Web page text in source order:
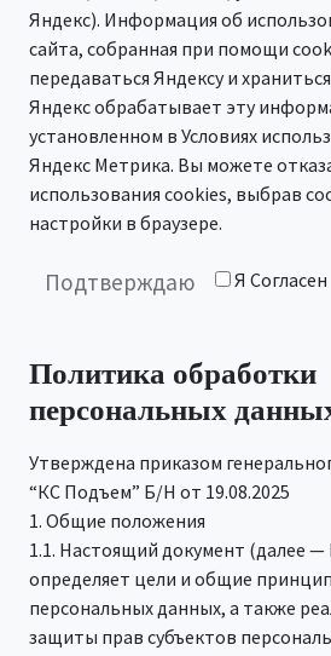
Яндекс). Информация об
сайта, собранная при помощи
передаваться Яндексу и
Яндекс обрабатывает эту
установленном в Условиях
Яндекс Метрика. Вы можете
использования cookies, выбрав
настройки в браузере.
Подтверждаю Я Согласен
Политика обработки
персональных
Утверждена приказом
“КС Подъем” Б/Н от 19.08.2025
1. Общие положения
1.1. Настоящий документ (далее
определяет цели и общие
персональных данных, а также
защиты прав субъектов